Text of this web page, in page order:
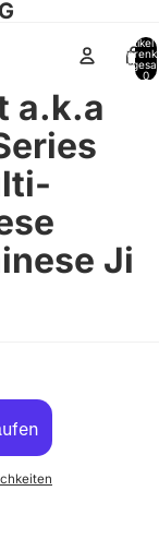
Artikel
0
a.k.a
Ji